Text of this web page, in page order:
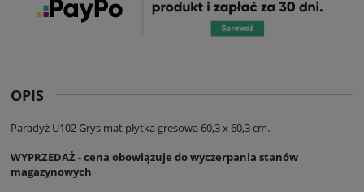
OPIS
Paradyż U102 Grys mat płytka gresowa 60,3 x 60,3 cm.
WYPRZEDAŻ - cena obowiązuje do wyczerpania stanów
magazynowych